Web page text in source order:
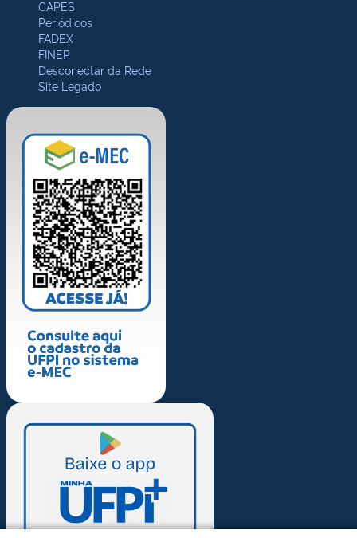
CAPES
Periódicos
FADEX
FINEP
Desconectar da Rede
Site Legado